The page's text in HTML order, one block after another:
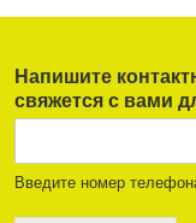
Напишите
свяжется с вами
Введите номер